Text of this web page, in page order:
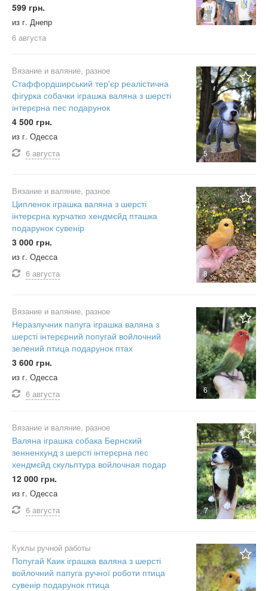
2
599 грн.
из г. Днепр
6 августа
5
Вязание и валяние, разное
Стаффордширський тер'єр реалістична
фігурка собачки іграшка валяна з шерсті
інтерєрна пес подарунок
4 500 грн.
из г. Одесса
6 августа
8
Вязание и валяние, разное
Ципленок іграшка валяна з шерсті
інтерєрна курчатко хендмєйд пташка
подарунок сувенір
3 000 грн.
из г. Одесса
6 августа
6
Вязание и валяние, разное
Неразлучник папуга іграшка валяна з
шерсті інтерєрний попугай войлочний
зелений птица подарунок птах
3 600 грн.
из г. Одесса
6 августа
7
Вязание и валяние, разное
Валяна іграшка собака Бернский
зенненхунд з шерсті інтерєрна пес
хендмєйд скульптура войлочная подар
12 000 грн.
из г. Одесса
6 августа
Куклы ручной работы
Попугай Каик іграшка валяна з шерсті
войлочний папуга ручної роботи птица
сувенір подарунок птица